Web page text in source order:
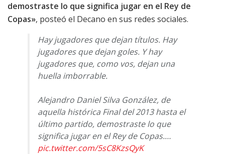
demostraste lo que significa jugar en el Rey de
Copas», posteó el Decano en sus redes sociales.
Hay jugadores que dejan títulos. Hay
jugadores que dejan goles. Y hay
jugadores que, como vos, dejan una
huella imborrable.
​Alejandro Daniel Silva González, de
aquella histórica Final del 2013 hasta el
último partido, demostraste lo que
significa jugar en el Rey de Copas.…
pic.twitter.com/5sC8KzsQyK